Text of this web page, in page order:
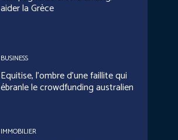
aider la Grèce
BUSINESS
Equitise, l’ombre d’une faillite qui
ébranle le crowdfunding australien
IMMOBILIER